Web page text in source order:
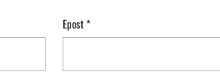
Epost*